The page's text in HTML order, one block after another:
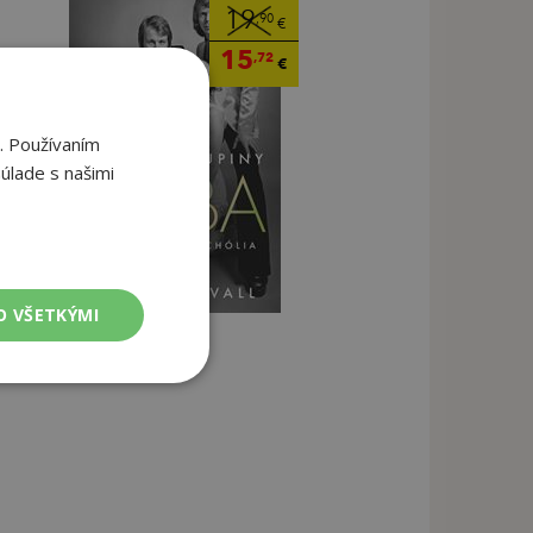
19,90€
15,72€
s našimi
VŠETKÝMI